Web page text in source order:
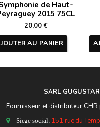
de Haut-
2015 75CL
20,00 €
AU PANIER
SARL GUGUSTAR
Fournisseur et distributeur
Siege social: 151 rue du